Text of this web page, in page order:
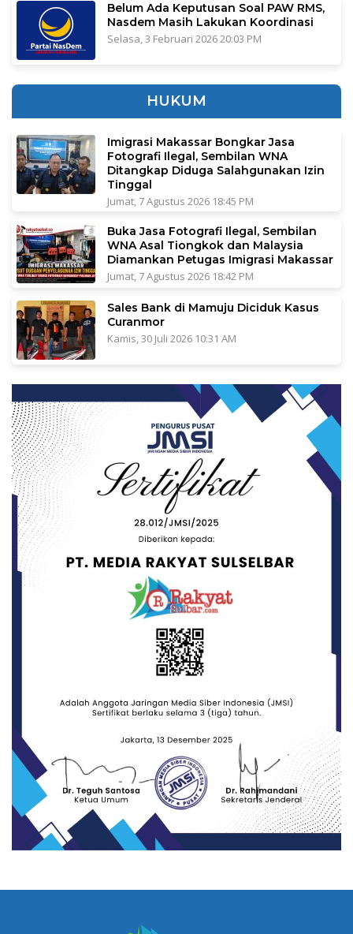
Belum Ada Keputusan Soal PAW RMS,
Nasdem Masih Lakukan Koordinasi
Selasa, 3 Februari 2026 20:03 PM
HUKUM
Imigrasi Makassar Bongkar Jasa
Fotografi Ilegal, Sembilan WNA
Ditangkap Diduga Salahgunakan Izin
Tinggal
Jumat, 7 Agustus 2026 18:45 PM
Buka Jasa Fotografi Ilegal, Sembilan
WNA Asal Tiongkok dan Malaysia
Diamankan Petugas Imigrasi Makassar
Jumat, 7 Agustus 2026 18:42 PM
Sales Bank di Mamuju Diciduk Kasus
Curanmor
Kamis, 30 Juli 2026 10:31 AM